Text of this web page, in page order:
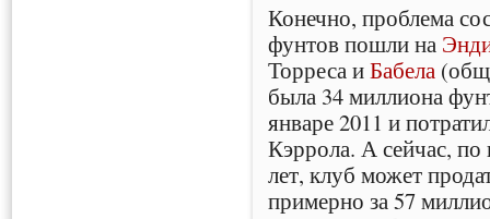
Конечно, проблема
фунтов пошли на
Торреса иБабела
была 34 миллиона
январе 2011 и
Кэррола. А сейчас,
лет, клуб может
примерно за 57